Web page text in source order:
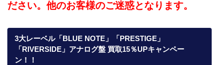
ださい。他のお客様のご迷惑となります。
3大レーベル「BLUE NOTE」「PRESTIGE」
「RIVERSIDE」アナログ盤 買取15％UPキャンペー
ン！！